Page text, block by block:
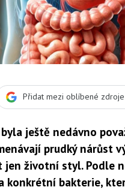
Přidat mezi oblíbené
ještě nedávno
prudký nárůst
jen životní styl. Podle
konkrétní bakterie,